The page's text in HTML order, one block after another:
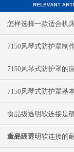
怎样选择一款适合机
7150风琴式防护罩制
7150风琴式防护罩的
7150风琴式防护罩基
食品级透明软连接是
重要环节
食品级透明软连接的